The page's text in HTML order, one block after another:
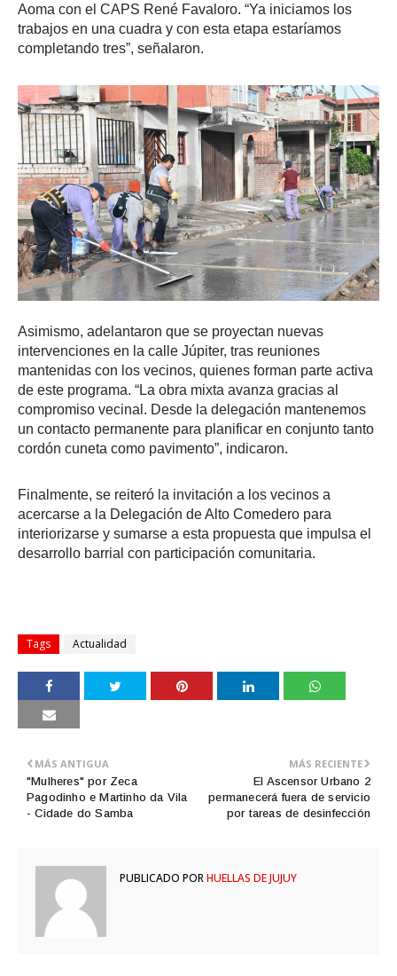
Aoma con el CAPS René Favaloro. “Ya iniciamos los
trabajos en una cuadra y con esta etapa estaríamos
completando tres”, señalaron.
Asimismo, adelantaron que se proyectan nuevas
intervenciones en la calle Júpiter, tras reuniones
mantenidas con los vecinos, quienes forman parte activa
de este programa. “La obra mixta avanza gracias al
compromiso vecinal. Desde la delegación mantenemos
un contacto permanente para planificar en conjunto tanto
cordón cuneta como pavimento”, indicaron.
Finalmente, se reiteró la invitación a los vecinos a
acercarse a la Delegación de Alto Comedero para
interiorizarse y sumarse a esta propuesta que impulsa el
desarrollo barrial con participación comunitaria.
Tags Actualidad
MÁS RECIENTE
El Ascensor Urbano 2
permanecerá fuera de servicio
por tareas de desinfección
MÁS ANTIGUA
"Mulheres" por Zeca
Pagodinho e Martinho da Vila
- Cidade do Samba
PUBLICADO PORHUELLAS DE JUJUY